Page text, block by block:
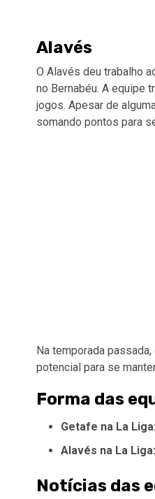
Alavés
O Alavés deu trabalho
no Bernabéu. A equipe
jogos. Apesar de
somando pontos para
Na temporada
potencial para se
Forma das
Getafe na La Liga:
Alavés na La Liga:
Notícias das